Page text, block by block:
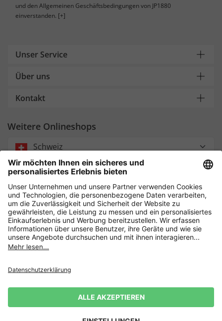
und den Allgemeinen Geschäftsbedingungen von JP1880
einverstanden. [+]
Unser Service
Über uns
Kontakt
Weitere Onlineshops
Schweiz
Payment and Delivery
Sicher einkaufen mit
Cookie Einstellungen